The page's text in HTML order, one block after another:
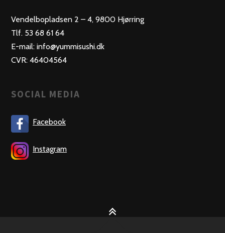
Vendelbopladsen 2 – 4, 9800 Hjørring
Tlf. 53 68 61 64
E-mail: info@yummisushi.dk
CVR: 46404564
SOCIAL MEDIA
Facebook
Instagram